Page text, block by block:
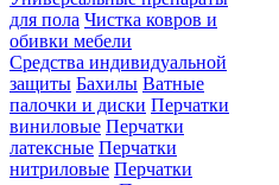
для пола Чистка ковров и
обивки мебели
Средства индивидуальной
защиты Бахилы Ватные
палочки и диски Перчатки
виниловые Перчатки
латексные Перчатки
нитриловые Перчатки